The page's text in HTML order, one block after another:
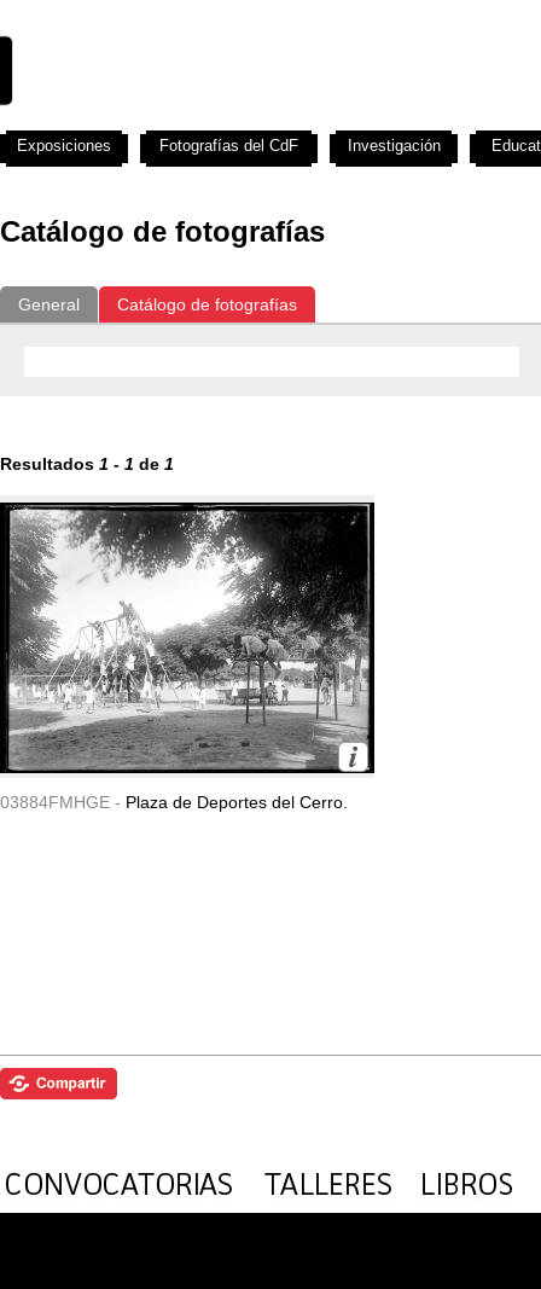
Catálogo de fotografías
General Catálogo de fotografías
Resultados 1 - 1 de 1
03884FMHGE - Plaza de Deportes del Cerro.
Exposiciones Fotografías del CdF Investigación